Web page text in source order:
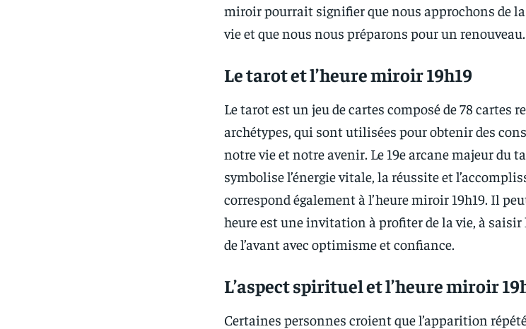
miroir pourrait signifier que nous approchons de
vie et que nous nous préparons pour un renouveau.
Le tarot et l’heure miroir 19h19
Le tarot est un jeu de cartes composé de 78 cartes
archétypes, qui sont utilisées pour obtenir des
notre vie et notre avenir. Le 19e arcane majeur du
symbolise l’énergie vitale, la réussite et
correspond également à l’heure miroir 19h19. Il
heure est une invitation à profiter de la vie, à
de l’avant avec optimisme et confiance.
L’aspect spirituel et l’heure miroir
Certaines personnes croient que l’apparition